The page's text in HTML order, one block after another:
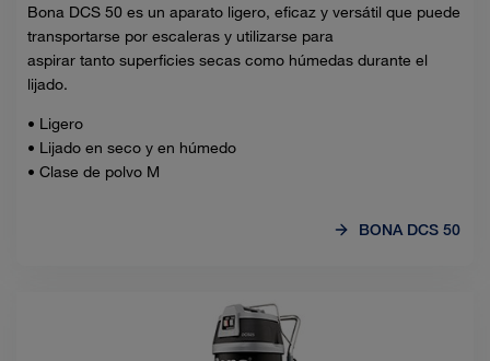
Bona DCS 50 es un aparato ligero, eficaz y versátil que puede
transportarse por escaleras y utilizarse para
aspirar tanto superficies secas como húmedas durante el
lijado.
• Ligero
• Lijado en seco y en húmedo
• Clase de polvo M
BONA DCS 50